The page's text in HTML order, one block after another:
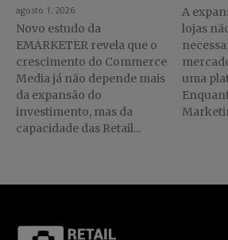
agosto 1, 2026
Novo estudo da
EMARKETER revela que o
crescimento do Commerce
Media já não depende mais
da expansão do
investimento, mas da
capacidade das Retail...
A
lojas
uma